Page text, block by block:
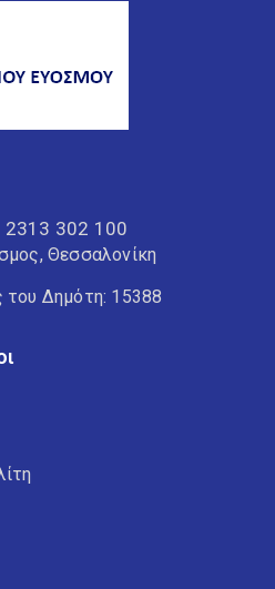
2313 302 100
Θεσσαλονίκη
του Δημότη: 15388